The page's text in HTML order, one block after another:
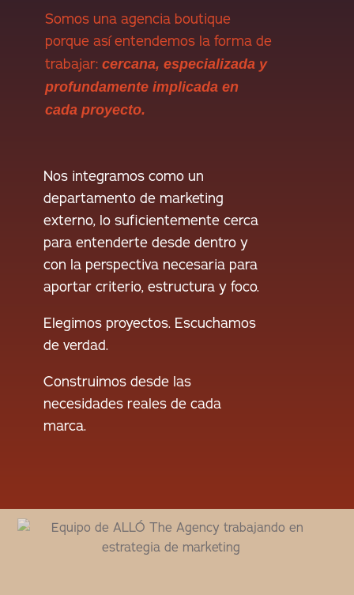
Somos una agencia boutique
porque así entendemos la forma de
trabajar: cercana, especializada y
profundamente implicada en
cada proyecto.
Nos integramos como un
departamento de marketing
externo, lo suficientemente cerca
para entenderte desde dentro y
con la perspectiva necesaria para
aportar criterio, estructura y foco.
Elegimos proyectos. Escuchamos
de verdad.
Construimos desde las
necesidades reales de cada
marca.